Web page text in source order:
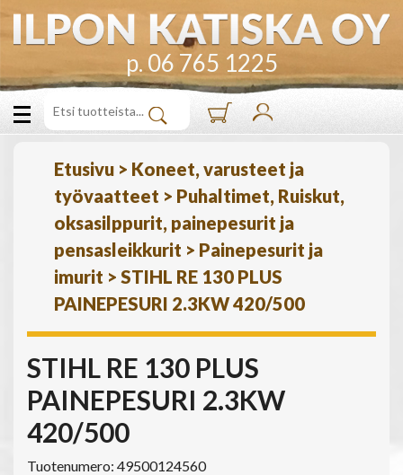
p. 06 765 1225
Etusivu > Koneet, varusteet ja
työvaatteet > Puhaltimet, Ruiskut,
oksasilppurit, painepesurit ja
pensasleikkurit > Painepesurit ja
imurit > STIHL RE 130 PLUS
PAINEPESURI 2.3KW 420/500
STIHL RE 130 PLUS
PAINEPESURI 2.3KW
420/500
Tuotenumero: 49500124560